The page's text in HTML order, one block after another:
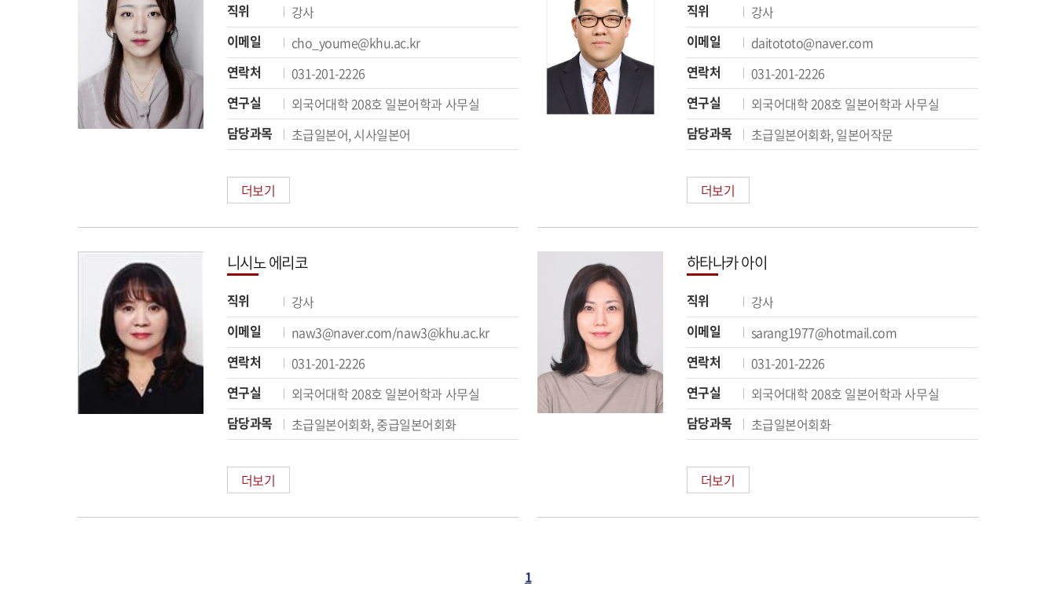
직위
강사
이메일
cho_youme@khu.ac.kr
연락처
031-201-2226
연구실
외국어대학 208호 일본어학과 사무실
담당과목
초급일본어, 시사일본어
더보기
직위
강사
이메일
daitototo@naver.com
연락처
031-201-2226
연구실
외국어대학 208호 일본어학과 사무실
담당과목
초급일본어회화, 일본어작문
더보기
니시노 에리코
직위
강사
이메일
naw3@naver.com/naw3@khu.ac.kr
연락처
031-201-2226
연구실
외국어대학 208호 일본어학과 사무실
담당과목
초급일본어회화, 중급일본어회화
더보기
하타나카 아이
직위
강사
이메일
sarang1977@hotmail.com
연락처
031-201-2226
연구실
외국어대학 208호 일본어학과 사무실
담당과목
초급일본어회화
더보기
1